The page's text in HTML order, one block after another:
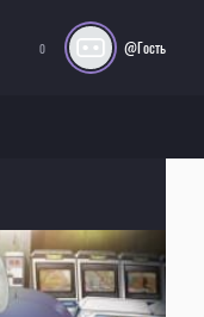
0 @Гость